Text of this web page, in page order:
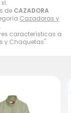
de CAZADORA
Cazadoras y
características a
y Chaquetas".